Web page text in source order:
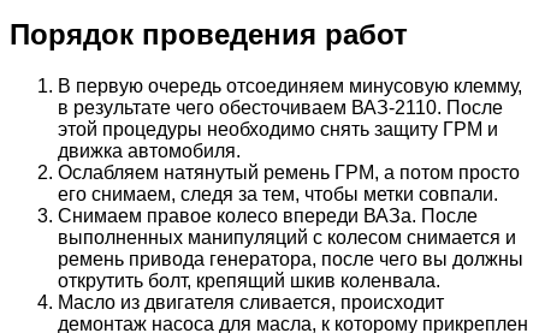
Порядок проведения работ
В первую очередь отсоединяем минусовую клемму,
в результате чего обесточиваем ВАЗ-2110. После
этой процедуры необходимо снять защиту ГРМ и
движка автомобиля.
Ослабляем натянутый ремень ГРМ, а потом просто
его снимаем, следя за тем, чтобы метки совпали.
Снимаем правое колесо впереди ВАЗа. После
выполненных манипуляций с колесом снимается и
ремень привода генератора, после чего вы должны
открутить болт, крепящий шкив коленвала.
Масло из двигателя сливается, происходит
демонтаж насоса для масла, к которому прикреплен